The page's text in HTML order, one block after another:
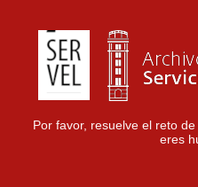
Por favor, resuelve el reto
eres